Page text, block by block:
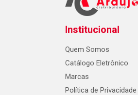
Institucional
Quem Somos
Catálogo Eletrônico
Marcas
Política de Privacidade